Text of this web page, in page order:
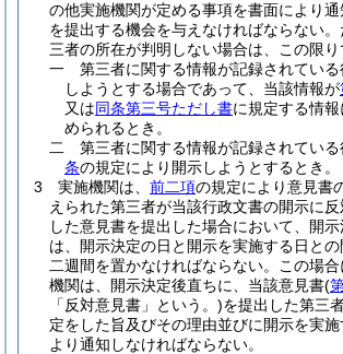
の他実施機関が定める事項を書面により
を提出する機会を与えなければならない。
三者の所在が判明しない場合は、この限り
一
第三者に関する情報が記録されてい
しようとする場合であって、当該情報が
又は同条第三号ただし書に規定する情
められるとき。
二
第三者に関する情報が記録されてい
条の規定により開示しようとするとき。
3
実施機関は、 前二項の規定により意見書
えられた第三者が当該行政文書の開示に
した意見書を提出した場合において、開
は、開示決定の日と開示を実施する日と
二週間を置かなければならない。
この場
機関は、開示決定後直ちに、当該意見書(
「反対意見書」という。)を提出した第三
定をした旨及びその理由並びに開示を実
より通知しなければならない。